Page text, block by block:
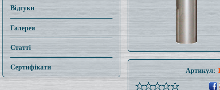
Відгуки
Галерея
Статті
Сертифікати Артикул: